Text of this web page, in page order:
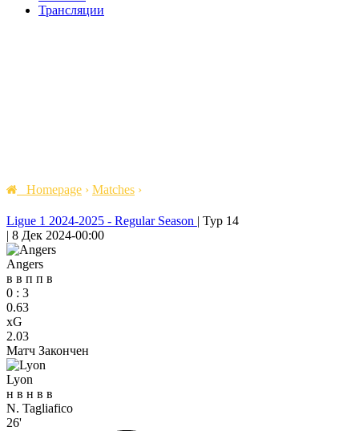
Трансляции
Homepage › Matches ›
Ligue 1 2024-2025 - Regular Season | Тур 14
| 8 Дек 2024-00:00
Angers
в в п п в
0 : 3
0.63
xG
2.03
Матч Закончен
Lyon
н в н в в
N. Tagliafico
26'